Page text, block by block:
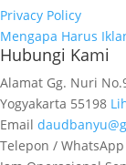
Privacy Policy
Mengapa Harus
Hubungi Kami
Alamat Gg. Nuri
Yogyakarta 55198
Email
Telepon / WhatsApp